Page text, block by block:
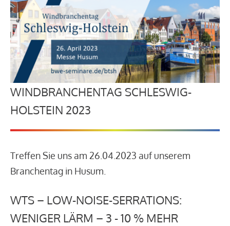
WINDBRANCHENTAG SCHLESWIG-
HOLSTEIN 2023
Treffen Sie uns am 26.04.2023 auf unserem
Branchentag in Husum.
WTS – LOW-NOISE-SERRATIONS:
WENIGER LÄRM – 3 - 10 % MEHR